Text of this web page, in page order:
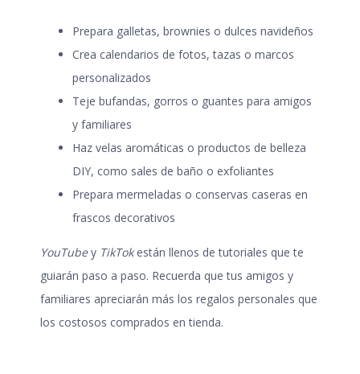
Prepara galletas, brownies o dulces navideños
Crea calendarios de fotos, tazas o marcos
personalizados
Teje bufandas, gorros o guantes para amigos
y familiares
Haz velas aromáticas o productos de belleza
DIY, como sales de baño o exfoliantes
Prepara mermeladas o conservas caseras en
frascos decorativos
YouTubey TikTokestán llenos de tutoriales que te
guiarán paso a paso. Recuerda que tus amigos y
familiares apreciarán más los regalos personales que
los costosos comprados en tienda.